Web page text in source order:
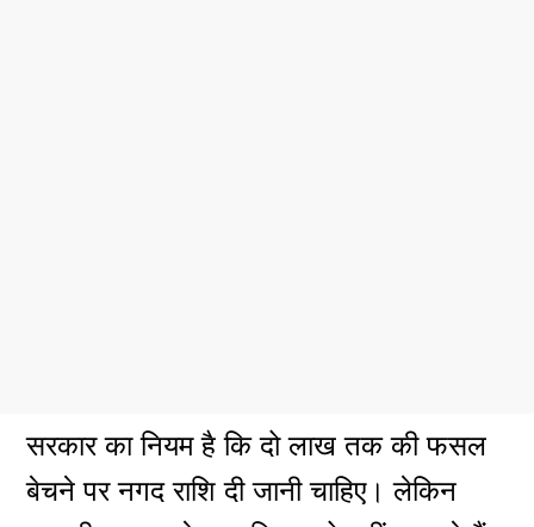
सरकार का नियम है कि दो लाख तक की फसल
बेचने पर नगद राशि दी जानी चाहिए। लेकिन